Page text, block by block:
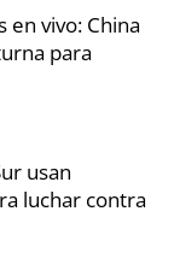
en vivo: China
para
usan
luchar contra